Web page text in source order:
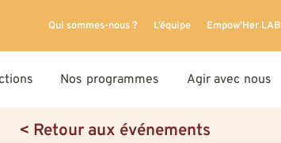
Qui sommes-nous ? L’équipe Empow’Her LAB
Nos programmes Agir avec nous
< Retour aux événements